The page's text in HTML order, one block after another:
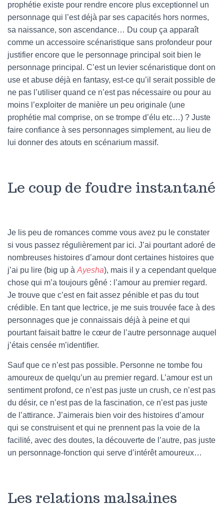
prophétie existe pour rendre encore plus exceptionnel un
personnage qui l’est déjà par ses capacités hors normes,
sa naissance, son ascendance… Du coup ça apparaît
comme un accessoire scénaristique sans profondeur pour
justifier encore que le personnage principal soit bien le
personnage principal. C’est un levier scénaristique dont on
use et abuse déjà en fantasy, est-ce qu’il serait possible de
ne pas l’utiliser quand ce n’est pas nécessaire ou pour au
moins l’exploiter de manière un peu originale (une
prophétie mal comprise, on se trompe d’élu etc…) ? Juste
faire confiance à ses personnages simplement, au lieu de
lui donner des atouts en scénarium massif.
Le coup de foudre instantané
Je lis peu de romances comme vous avez pu le constater
si vous passez régulièrement par ici. J’ai pourtant adoré de
nombreuses histoires d’amour dont certaines histoires que
j’ai pu lire (big up à Ayesha), mais il y a cependant quelque
chose qui m’a toujours gêné : l’amour au premier regard.
Je trouve que c’est en fait assez pénible et pas du tout
crédible. En tant que lectrice, je me suis trouvée face à des
personnages que je connaissais déjà à peine et qui
pourtant faisait battre le cœur de l’autre personnage auquel
j’étais censée m’identifier.
Sauf que ce n’est pas possible. Personne ne tombe fou
amoureux de quelqu’un au premier regard. L’amour est un
sentiment profond, ce n’est pas juste un crush, ce n’est pas
du désir, ce n’est pas de la fascination, ce n’est pas juste
de l’attirance. J’aimerais bien voir des histoires d’amour
qui se construisent et qui ne prennent pas la voie de la
facilité, avec des doutes, la découverte de l’autre, pas juste
un personnage-fonction qui serve d’intérêt amoureux…
Les relations malsaines